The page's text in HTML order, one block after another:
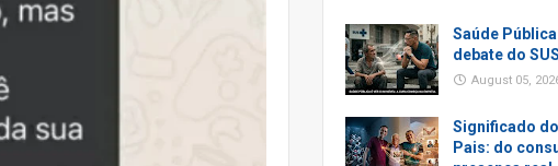
Saúde
debate do
August 05,
Significado
Pais: do